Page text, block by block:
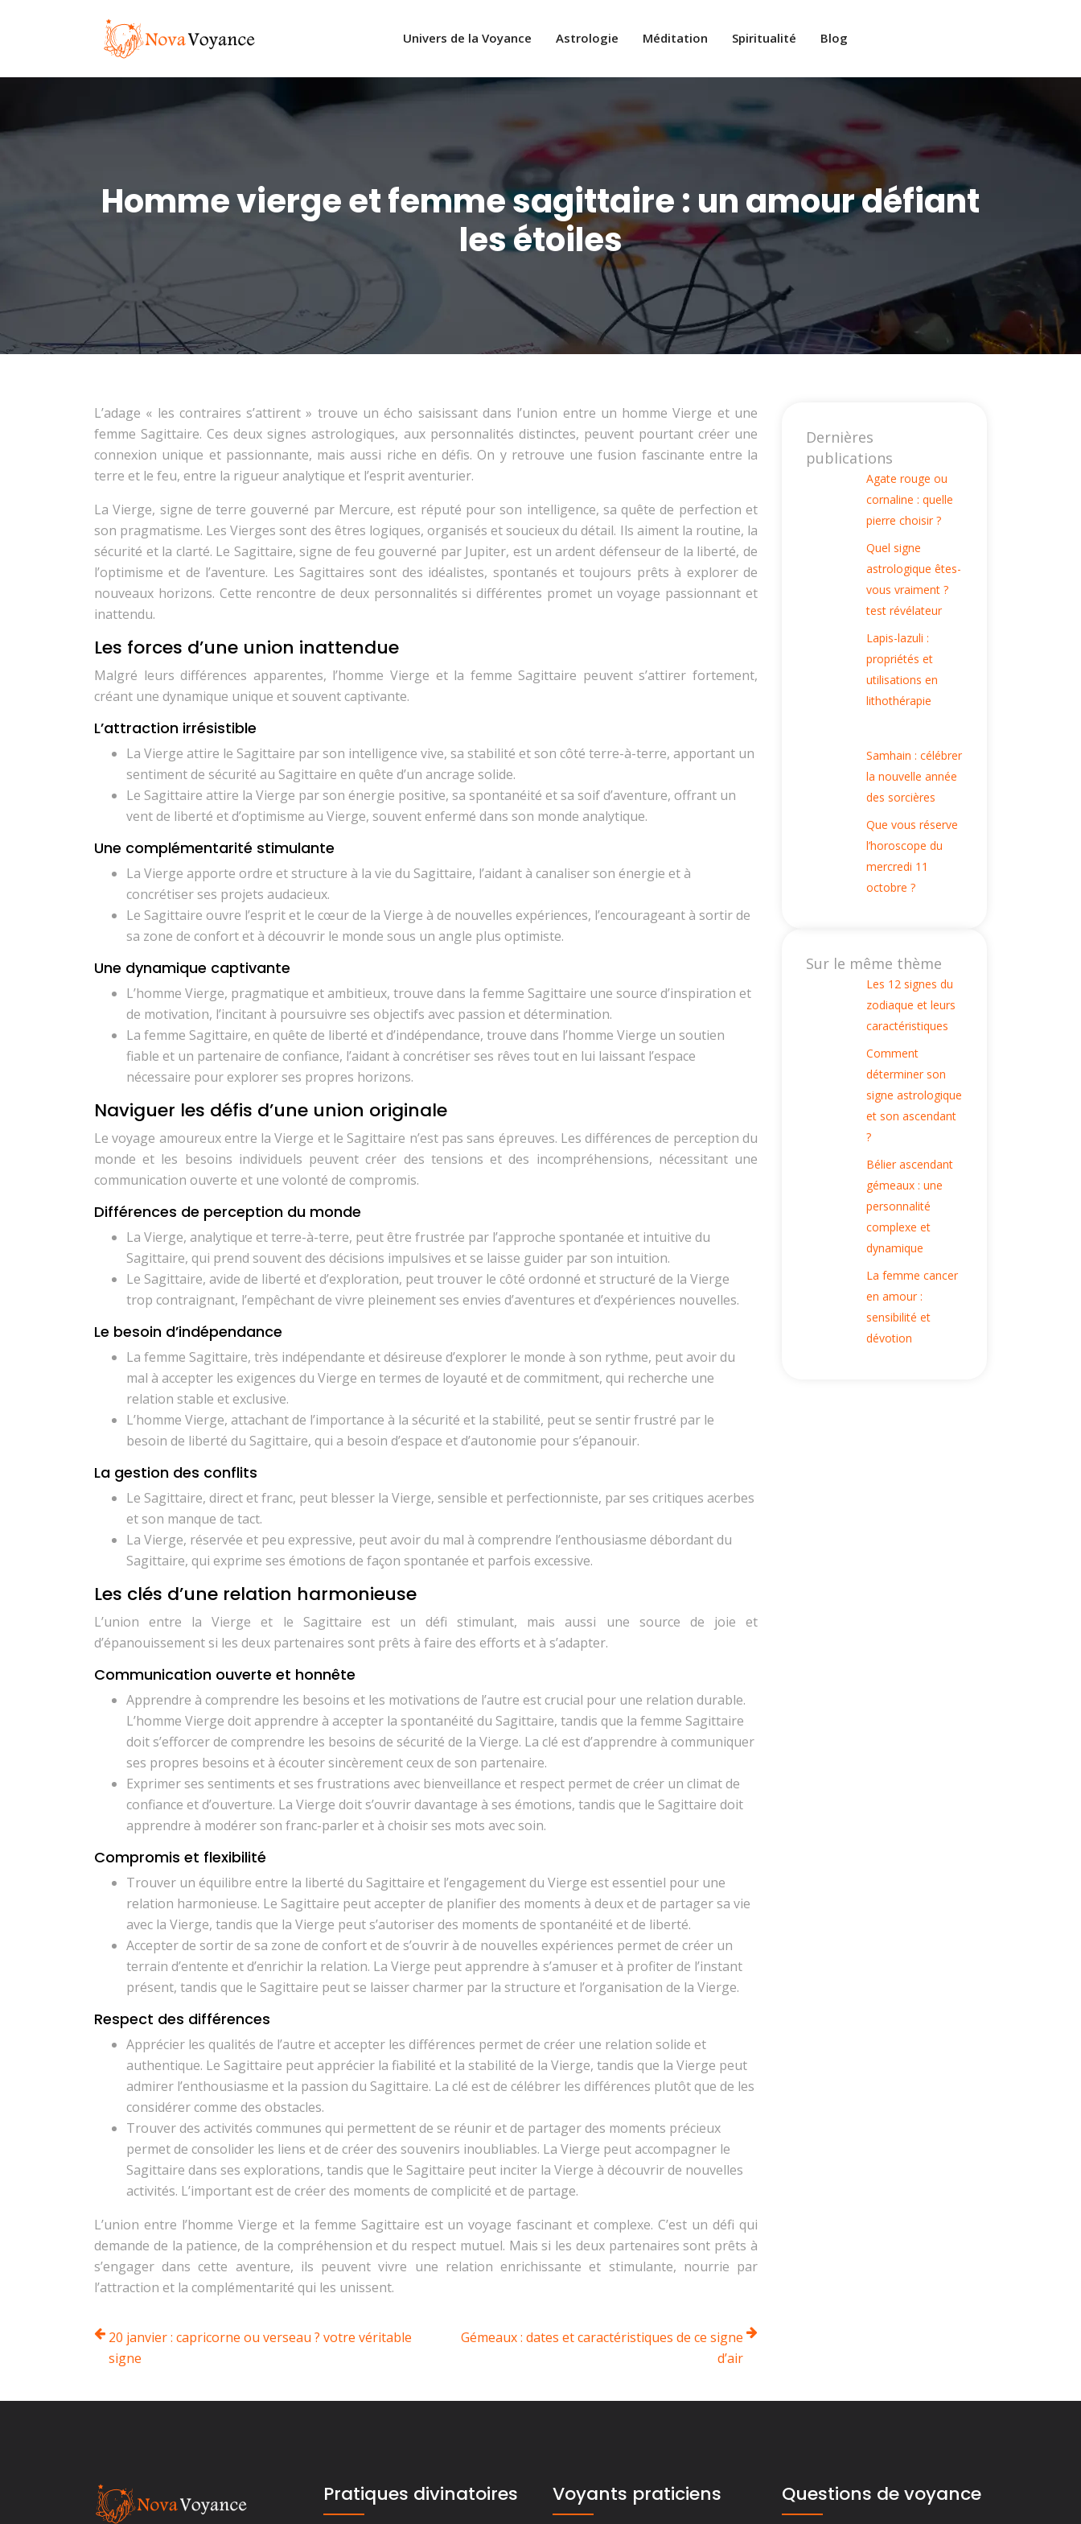
Univers de la Voyance Astrologie Méditation Spiritualité Blog
Homme vierge et femme sagittaire : un amour défiant
les étoiles
L’adage « les contraires s’attirent » trouve un écho saisissant dans l’union entre un homme Vierge et une
femme Sagittaire. Ces deux signes astrologiques, aux personnalités distinctes, peuvent pourtant créer une
connexion unique et passionnante, mais aussi riche en défis. On y retrouve une fusion fascinante entre la
terre et le feu, entre la rigueur analytique et l’esprit aventurier.
La Vierge, signe de terre gouverné par Mercure, est réputé pour son intelligence, sa quête de perfection et
son pragmatisme. Les Vierges sont des êtres logiques, organisés et soucieux du détail. Ils aiment la routine, la
sécurité et la clarté. Le Sagittaire, signe de feu gouverné par Jupiter, est un ardent défenseur de la liberté, de
l’optimisme et de l’aventure. Les Sagittaires sont des idéalistes, spontanés et toujours prêts à explorer de
nouveaux horizons. Cette rencontre de deux personnalités si différentes promet un voyage passionnant et
inattendu.
Les forces d’une union inattendue
Malgré leurs différences apparentes, l’homme Vierge et la femme Sagittaire peuvent s’attirer fortement,
créant une dynamique unique et souvent captivante.
L’attraction irrésistible
La Vierge attire le Sagittaire par son intelligence vive, sa stabilité et son côté terre-à-terre, apportant un
sentiment de sécurité au Sagittaire en quête d’un ancrage solide.
Le Sagittaire attire la Vierge par son énergie positive, sa spontanéité et sa soif d’aventure, offrant un
vent de liberté et d’optimisme au Vierge, souvent enfermé dans son monde analytique.
Une complémentarité stimulante
La Vierge apporte ordre et structure à la vie du Sagittaire, l’aidant à canaliser son énergie et à
concrétiser ses projets audacieux.
Le Sagittaire ouvre l’esprit et le cœur de la Vierge à de nouvelles expériences, l’encourageant à sortir de
sa zone de confort et à découvrir le monde sous un angle plus optimiste.
Une dynamique captivante
L’homme Vierge, pragmatique et ambitieux, trouve dans la femme Sagittaire une source d’inspiration et
de motivation, l’incitant à poursuivre ses objectifs avec passion et détermination.
La femme Sagittaire, en quête de liberté et d’indépendance, trouve dans l’homme Vierge un soutien
fiable et un partenaire de confiance, l’aidant à concrétiser ses rêves tout en lui laissant l’espace
nécessaire pour explorer ses propres horizons.
Naviguer les défis d’une union originale
Le voyage amoureux entre la Vierge et le Sagittaire n’est pas sans épreuves. Les différences de perception du
monde et les besoins individuels peuvent créer des tensions et des incompréhensions, nécessitant une
communication ouverte et une volonté de compromis.
Différences de perception du monde
La Vierge, analytique et terre-à-terre, peut être frustrée par l’approche spontanée et intuitive du
Sagittaire, qui prend souvent des décisions impulsives et se laisse guider par son intuition.
Le Sagittaire, avide de liberté et d’exploration, peut trouver le côté ordonné et structuré de la Vierge
trop contraignant, l’empêchant de vivre pleinement ses envies d’aventures et d’expériences nouvelles.
Le besoin d’indépendance
La femme Sagittaire, très indépendante et désireuse d’explorer le monde à son rythme, peut avoir du
mal à accepter les exigences du Vierge en termes de loyauté et de commitment, qui recherche une
relation stable et exclusive.
L’homme Vierge, attachant de l’importance à la sécurité et la stabilité, peut se sentir frustré par le
besoin de liberté du Sagittaire, qui a besoin d’espace et d’autonomie pour s’épanouir.
La gestion des conflits
Le Sagittaire, direct et franc, peut blesser la Vierge, sensible et perfectionniste, par ses critiques acerbes
et son manque de tact.
La Vierge, réservée et peu expressive, peut avoir du mal à comprendre l’enthousiasme débordant du
Sagittaire, qui exprime ses émotions de façon spontanée et parfois excessive.
Les clés d’une relation harmonieuse
L’union entre la Vierge et le Sagittaire est un défi stimulant, mais aussi une source de joie et
d’épanouissement si les deux partenaires sont prêts à faire des efforts et à s’adapter.
Communication ouverte et honnête
Apprendre à comprendre les besoins et les motivations de l’autre est crucial pour une relation durable.
L’homme Vierge doit apprendre à accepter la spontanéité du Sagittaire, tandis que la femme Sagittaire
doit s’efforcer de comprendre les besoins de sécurité de la Vierge. La clé est d’apprendre à communiquer
ses propres besoins et à écouter sincèrement ceux de son partenaire.
Exprimer ses sentiments et ses frustrations avec bienveillance et respect permet de créer un climat de
confiance et d’ouverture. La Vierge doit s’ouvrir davantage à ses émotions, tandis que le Sagittaire doit
apprendre à modérer son franc-parler et à choisir ses mots avec soin.
Compromis et flexibilité
Trouver un équilibre entre la liberté du Sagittaire et l’engagement du Vierge est essentiel pour une
relation harmonieuse. Le Sagittaire peut accepter de planifier des moments à deux et de partager sa vie
avec la Vierge, tandis que la Vierge peut s’autoriser des moments de spontanéité et de liberté.
Accepter de sortir de sa zone de confort et de s’ouvrir à de nouvelles expériences permet de créer un
terrain d’entente et d’enrichir la relation. La Vierge peut apprendre à s’amuser et à profiter de l’instant
présent, tandis que le Sagittaire peut se laisser charmer par la structure et l’organisation de la Vierge.
Respect des différences
Apprécier les qualités de l’autre et accepter les différences permet de créer une relation solide et
authentique. Le Sagittaire peut apprécier la fiabilité et la stabilité de la Vierge, tandis que la Vierge peut
admirer l’enthousiasme et la passion du Sagittaire. La clé est de célébrer les différences plutôt que de les
considérer comme des obstacles.
Trouver des activités communes qui permettent de se réunir et de partager des moments précieux
permet de consolider les liens et de créer des souvenirs inoubliables. La Vierge peut accompagner le
Sagittaire dans ses explorations, tandis que le Sagittaire peut inciter la Vierge à découvrir de nouvelles
activités. L’important est de créer des moments de complicité et de partage.
L’union entre l’homme Vierge et la femme Sagittaire est un voyage fascinant et complexe. C’est un défi qui
demande de la patience, de la compréhension et du respect mutuel. Mais si les deux partenaires sont prêts à
s’engager dans cette aventure, ils peuvent vivre une relation enrichissante et stimulante, nourrie par
l’attraction et la complémentarité qui les unissent.
20 janvier : capricorne ou verseau ? votre véritable
signe
Gémeaux : dates et caractéristiques de ce signe
d’air
Dernières
publications
Agate rouge ou
cornaline : quelle
pierre choisir ?
Quel signe
astrologique êtes-
vous vraiment ?
test révélateur
Lapis-lazuli :
propriétés et
utilisations en
lithothérapie
Samhain : célébrer
la nouvelle année
des sorcières
Que vous réserve
l’horoscope du
mercredi 11
octobre ?
Sur le même thème
Les 12 signes du
zodiaque et leurs
caractéristiques
Comment
déterminer son
signe astrologique
et son ascendant
?
Bélier ascendant
gémeaux : une
personnalité
complexe et
dynamique
La femme cancer
en amour :
sensibilité et
dévotion
Pratiques divinatoires Voyants praticiens Questions de voyance